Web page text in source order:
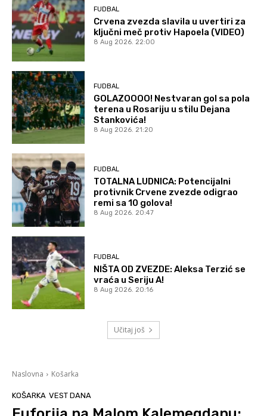
FUDBAL
Crvena zvezda slavila u uvertiri za
ključni meč protiv Hapoela (VIDEO)
8 Aug 2026. 22:00
FUDBAL
GOLAZOOOO! Nestvaran gol sa pola
terena u Rosariju u stilu Dejana
Stankovića!
8 Aug 2026. 21:20
FUDBAL
TOTALNA LUDNICA: Potencijalni
protivnik Crvene zvezde odigrao
remi sa 10 golova!
8 Aug 2026. 20:47
FUDBAL
NIŠTA OD ZVEZDE: Aleksa Terzić se
vraća u Seriju A!
8 Aug 2026. 20:16
Učitaj još